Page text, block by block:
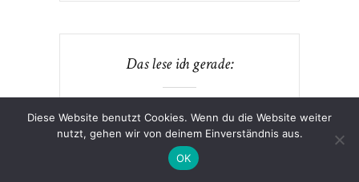
Das lese ich gerade:
Diese Website benutzt Cookies. Wenn du die Website weiter
nutzt, gehen wir von deinem Einverständnis aus.
OK